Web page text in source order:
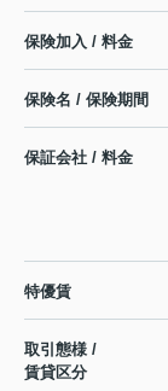
保険加入 / 料金
保険名 / 保険期間
保証会社 / 料金
特優賃
取引態様 /
賃貸区分